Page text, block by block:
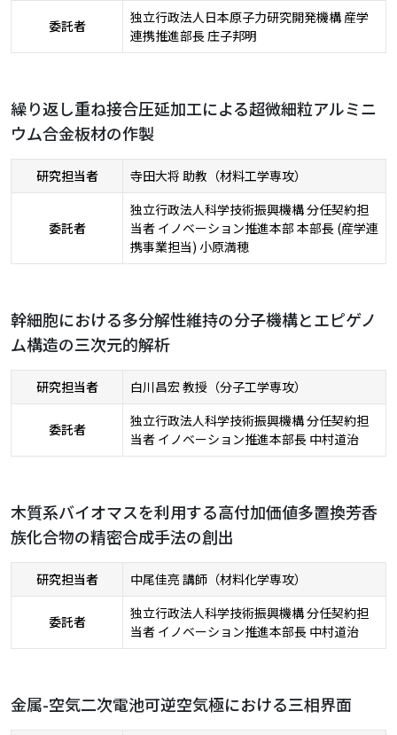
委託者
独立行政法人日本原子力研究開発機構 産学
連携推進部長 庄子邦明
繰り返し重ね接合圧延加工による超微細粒アルミニ
ウム合金板材の作製
研究担当者 寺田大将 助教（材料工学専攻）
委託者
独立行政法人科学技術振興機構 分任契約担
当者 イノベーション推進本部 本部長 (産学連
携事業担当) 小原満穂
幹細胞における多分解性維持の分子機構とエピゲノ
ム構造の三次元的解析
研究担当者 白川昌宏 教授（分子工学専攻）
委託者
独立行政法人科学技術振興機構 分任契約担
当者 イノベーション推進本部長 中村道治
木質系バイオマスを利用する高付加価値多置換芳香
族化合物の精密合成手法の創出
研究担当者 中尾佳亮 講師（材料化学専攻）
委託者
独立行政法人科学技術振興機構 分任契約担
当者 イノベーション推進本部長 中村道治
金属-空気二次電池可逆空気極における三相界面